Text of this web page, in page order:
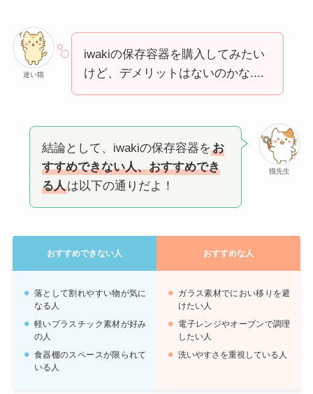
迷い猫
iwakiの保存容器を購入してみたい
けど、デメリットはないのかな....
猫先生
結論として、iwakiの保存容器をお
すすめできない人、おすすめでき
る人は以下の通りだよ！
おすすめできない人 おすすめな人
落として割れやすい物が気に
なる人
軽いプラスチック素材が好み
の人
食器棚のスペースが限られて
いる人
ガラス素材でにおい移りを避
けたい人
電子レンジやオーブンで調理
したい人
洗いやすさを重視している人